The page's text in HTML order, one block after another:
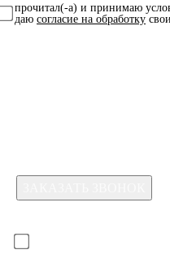
прочитал(-а) и принимаю
даю согласие на обработку